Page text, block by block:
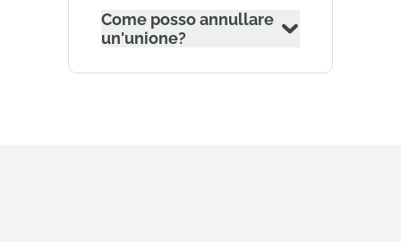
Come posso annullare
un'unione?